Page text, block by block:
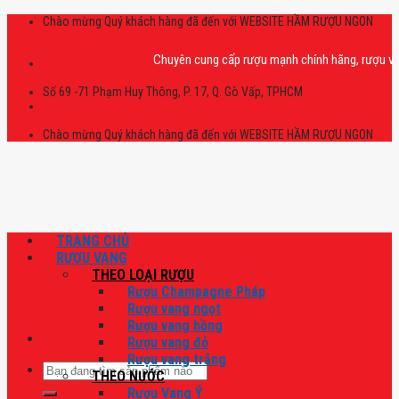
Skip
Chào mừng Quý khách hàng đã đến với WEBSITE HẦM RƯỢU NGON
Chuyên cung cấp rượu mạnh chính hãng, rượu vang
Số 69 -71 Phạm Huy Thông, P. 17, Q. Gò Vấp, TPHCM
Chào mừng Quý khách hàng đã đến với WEBSITE HẦM RƯỢU NGON
Tìm
kiếm:
TRANG CHỦ
RƯỢU VANG
THEO LOẠI RƯỢU
Rượu Champagne Pháp
Rượu vang ngọt
Rượu vang hồng
Rượu vang đỏ
Rượu vang trắng
THEO NƯỚC
Rượu Vang Ý